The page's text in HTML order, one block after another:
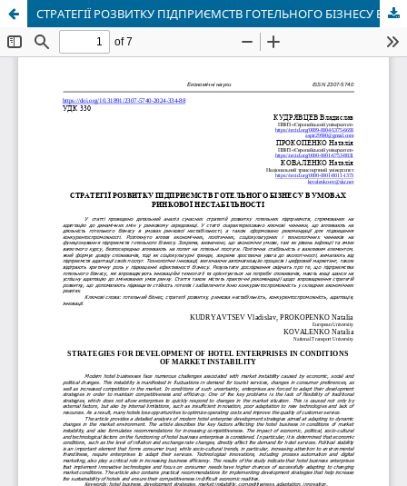
СТРАТЕГІЇ РОЗВИТКУ ПІДПРИЄМСТВ ГОТЕЛЬНОГО БІЗНЕСУ В УМОВАХ РИНКОВОЇ НЕСТАБІЛЬНОСТІ